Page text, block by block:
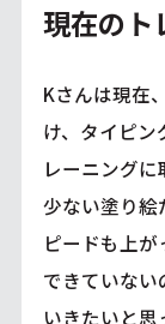
現在のト
Kさんは現在
け、タイピン
レーニング
少ない塗り絵
ピードも上
できていない
いきたいと思